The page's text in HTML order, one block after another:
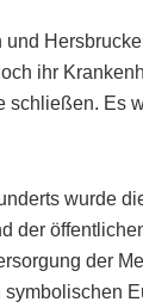
ihr
schließen. Es
wurde
der
der